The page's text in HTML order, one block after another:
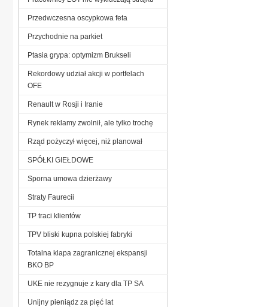
Przedwczesna oscypkowa feta
Przychodnie na parkiet
Ptasia grypa: optymizm Brukseli
Rekordowy udział akcji w portfelach
OFE
Renault w Rosji i Iranie
Rynek reklamy zwolnił, ale tylko trochę
Rząd pożyczył więcej, niż planował
SPÓŁKI GIEŁDOWE
Sporna umowa dzierżawy
Straty Faurecii
TP traci klientów
TPV bliski kupna polskiej fabryki
Totalna klapa zagranicznej ekspansji
BKO BP
UKE nie rezygnuje z kary dla TP SA
Unijny pieniądz za pięć lat